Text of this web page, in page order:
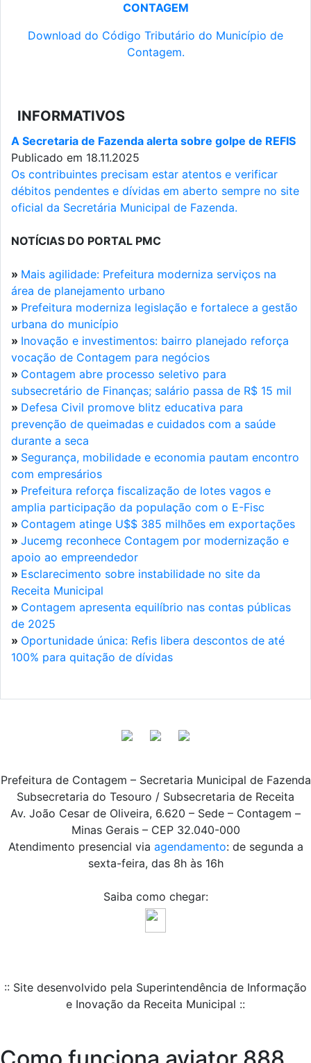
CONTAGEM
Download do Código Tributário do Município de
Contagem.
INFORMATIVOS
A Secretaria de Fazenda alerta sobre golpe de REFIS
Publicado em 18.11.2025
Os contribuintes precisam estar atentos e verificar
débitos pendentes e dívidas em aberto sempre no site
oficial da Secretária Municipal de Fazenda.
NOTÍCIAS DO PORTAL PMC
» Mais agilidade: Prefeitura moderniza serviços na
área de planejamento urbano
» Prefeitura moderniza legislação e fortalece a gestão
urbana do município
» Inovação e investimentos: bairro planejado reforça
vocação de Contagem para negócios
» Contagem abre processo seletivo para
subsecretário de Finanças; salário passa de R$ 15 mil
» Defesa Civil promove blitz educativa para
prevenção de queimadas e cuidados com a saúde
durante a seca
» Segurança, mobilidade e economia pautam encontro
com empresários
» Prefeitura reforça fiscalização de lotes vagos e
amplia participação da população com o E-Fisc
» Contagem atinge U$$ 385 milhões em exportações
» Jucemg reconhece Contagem por modernização e
apoio ao empreendedor
» Esclarecimento sobre instabilidade no site da
Receita Municipal
» Contagem apresenta equilíbrio nas contas públicas
de 2025
» Oportunidade única: Refis libera descontos de até
100% para quitação de dívidas
Prefeitura de Contagem – Secretaria Municipal de Fazenda
Subsecretaria do Tesouro / Subsecretaria de Receita
Av. João Cesar de Oliveira, 6.620 – Sede – Contagem –
Minas Gerais – CEP 32.040-000
Atendimento presencial via agendamento: de segunda a
sexta-feira, das 8h às 16h
Saiba como chegar:
:: Site desenvolvido pela Superintendência de Informação
e Inovação da Receita Municipal ::